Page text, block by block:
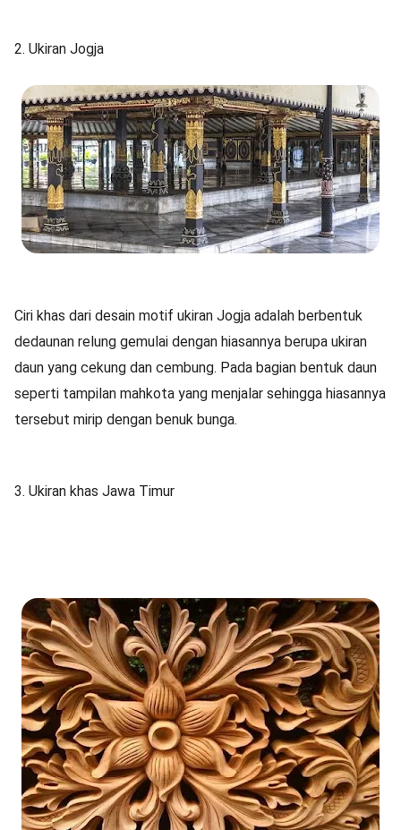
2. Ukiran Jogja
Ciri khas dari desain motif ukiran Jogja adalah berbentuk
dedaunan relung gemulai dengan hiasannya berupa ukiran
daun yang cekung dan cembung. Pada bagian bentuk daun
seperti tampilan mahkota yang menjalar sehingga hiasannya
tersebut mirip dengan benuk bunga.
3. Ukiran khas Jawa Timur